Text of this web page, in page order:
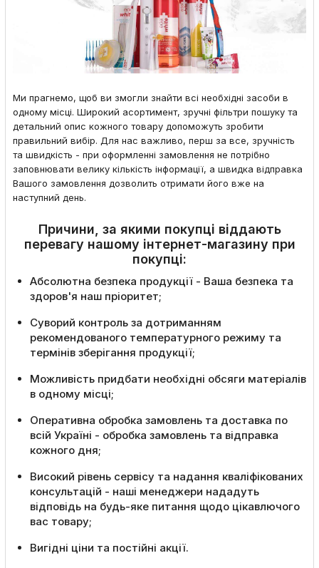
Ми прагнемо, щоб ви змогли знайти всі необхідні засоби в
одному місці. Широкий асортимент, зручні фільтри пошуку та
детальний опис кожного товару допоможуть зробити
правильний вибір. Для нас важливо, перш за все, зручність
та швидкість - при оформленні замовлення не потрібно
заповнювати велику кількість інформації, а швидка відправка
Вашого замовлення дозволить отримати його вже на
наступний день.
Причини, за якими покупці віддають
перевагу нашому інтернет-магазину при
покупці:
Абсолютна безпека продукції - Ваша безпека та
здоров'я наш пріоритет;
Суворий контроль за дотриманням
рекомендованого температурного режиму та
термінів зберігання продукції;
Можливість придбати необхідні обсяги матеріалів
в одному місці;
Оперативна обробка замовлень та доставка по
всій Україні - обробка замовлень та відправка
кожного дня;
Високий рівень сервісу та надання кваліфікованих
консультацій - наші менеджери нададуть
відповідь на будь-яке питання щодо цікавлючого
вас товару;
Вигідні ціни та постійні акції.